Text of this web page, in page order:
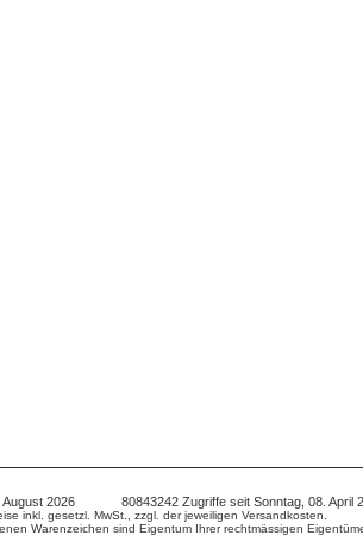
August 2026 80843242 Zugriffe seit Sonntag, 08. April
inkl. gesetzl. MwSt., zzgl. der jeweiligen Versandkosten.
Warenzeichen sind Eigentum Ihrer rechtmässigen